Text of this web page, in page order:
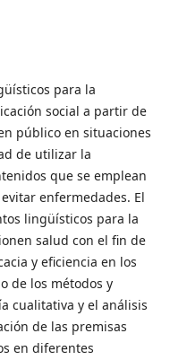
para la
social a partir de
público en situaciones
de utilizar la
que se emplean
enfermedades. El
lingüísticos para la
salud con el fin de
y eficiencia en los
de los métodos y
cualitativa y el análisis
de las premisas
en diferentes